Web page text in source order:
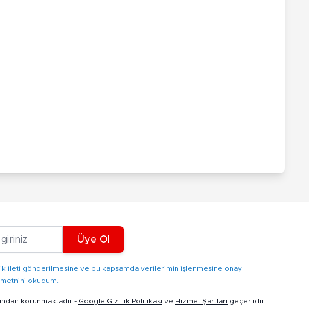
Üye Ol
ileti gönderilmesine ve bu kapsamda verilerimin işlenmesine onay
okudum.
korunmaktadır - Google Gizlilik Politikası ve Hizmet Şartları geçerlidir.